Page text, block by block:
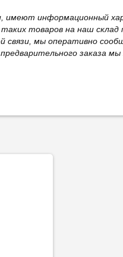
имеют информационный
товаров на наш склад
связи, мы оперативно
заказа